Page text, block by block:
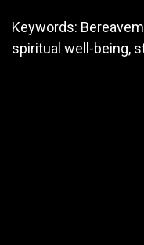
Keywords:
spiritual well-being,